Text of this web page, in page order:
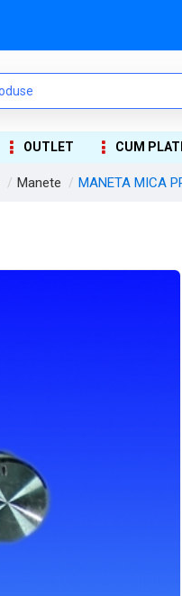
OUTLET CUM
Manete MANETA MICA